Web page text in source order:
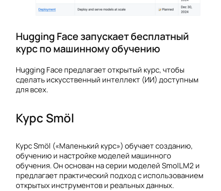
Hugging Face запускает бесплатный
курс по машинному обучению
Hugging Face предлагает открытый курс, чтобы
сделать искусственный интеллект (ИИ) доступным
для всех.
Курс Smöl
Курс Smöl («Маленький курс») обучает созданию,
обучению и настройке моделей машинного
обучения. Он основан на серии моделей SmolLM2 и
предлагает практический подход с использованием
открытых инструментов и реальных данных.